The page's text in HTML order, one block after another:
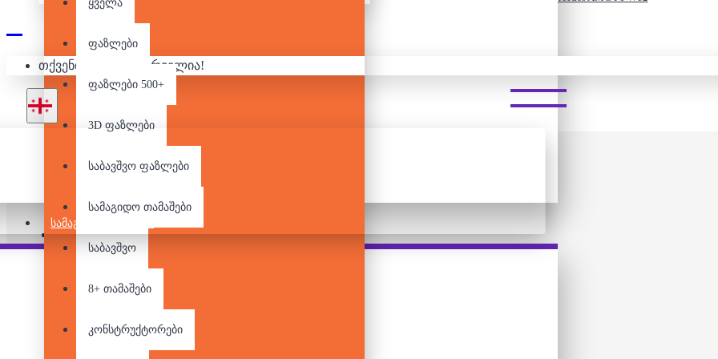
ᲡᲐᲛᲐᲒᲘᲓᲝ ᲗᲐᲛᲐᲨᲔᲑᲘ
ყველა
ფაზლები
ფაზლები 500+
3D ფაზლები
საბავშვო ფაზლები
სამაგიდო თამაშები
საბავშვო
8+ თამაშები
კონსტრუქტორები
თქვენი კალათა ცარიელია! ᲚᲔᲒᲝ/ᲙᲝᲜᲡᲢᲠᲣᲥᲢᲝᲠᲘ - MERCEDES
Pair it With